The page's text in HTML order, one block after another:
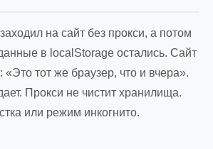
на сайт без прокси, а потом
в localStorage остались. Сайт
«Это тот же браузер, что и вчера».
Прокси не чистит хранилища.
или режим инкогнито.